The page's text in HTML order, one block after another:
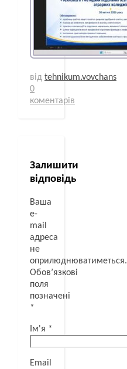
від tehnikum.vovchans
0
коментарів
Залишити
відповідь
Ваша
e-
mail
адреса
не
оприлюднюватиметься.
Обов’язкові
поля
позначені
*
Ім'я *
Email